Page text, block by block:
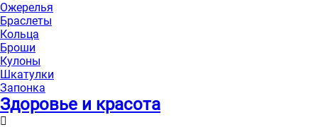
Ожерелья
Браслеты
Кольца
Броши
Кулоны
Шкатулки
Запонка
Здоровье и красота